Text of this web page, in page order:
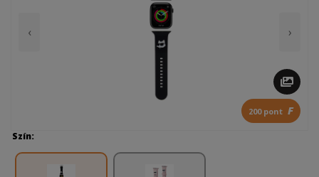
‹ ›
200 pont F
Szín: